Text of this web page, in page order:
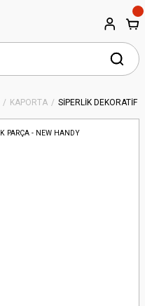
KAPORTA SİPERLİK DEKORATİF